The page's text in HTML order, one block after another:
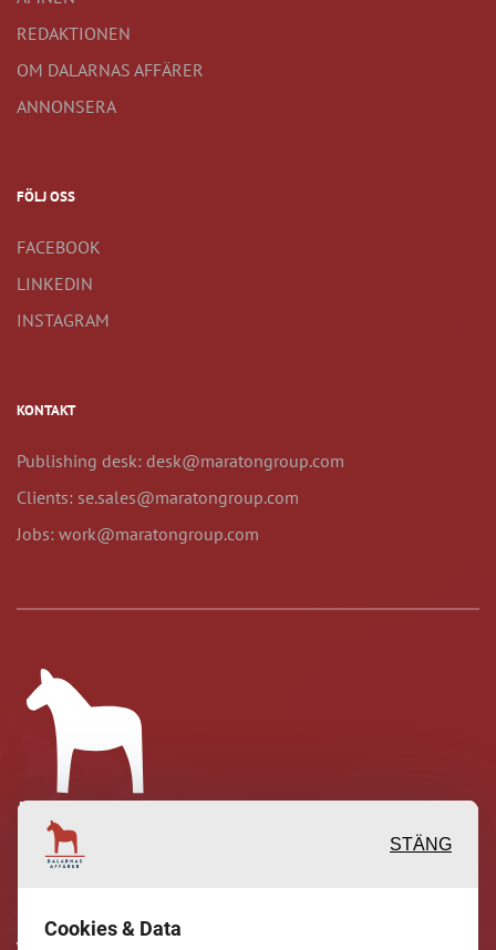
REDAKTIONEN
OM DALARNAS AFFÄRER
ANNONSERA
FÖLJ OSS
FACEBOOK
LINKEDIN
INSTAGRAM
KONTAKT
Publishing desk: desk@maratongroup.com
Clients: se.sales@maratongroup.com
Jobs: work@maratongroup.com
STÄNG
Cookies & Data